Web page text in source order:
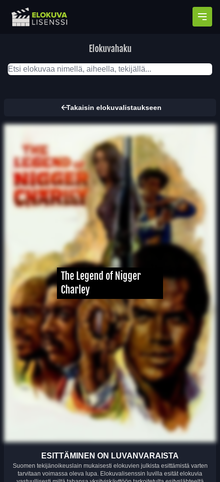
Elokuvahaku
Takaisin elokuvalistaukseen
The Legend of Nigger
Charley
ESITTÄMINEN ON LUVANVARAISTA
Suomen tekijänoikeuslain mukaisesti elokuvien julkista esittämistä varten
tarvitaan voimassa oleva lupa. Elokuvalisenssin luvilla esität elokuvia